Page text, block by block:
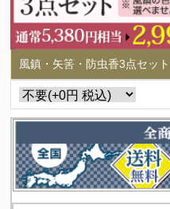
風鎮・矢筈・防虫香3点セット